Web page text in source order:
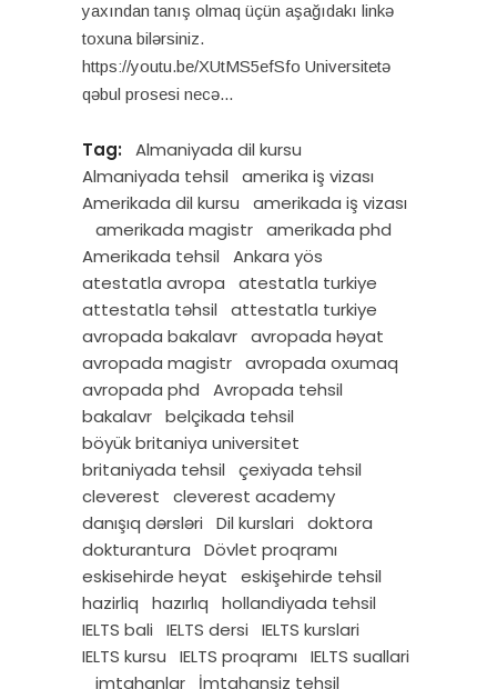
yaxından tanış olmaq üçün aşağıdakı linkə
toxuna bilərsiniz.
https://youtu.be/XUtMS5efSfo Universitetə
qəbul prosesi necə
Tag:
Almaniyada dil kursu
Almaniyada tehsil
amerika iş vizası
Amerikada dil kursu
amerikada iş vizası
amerikada magistr amerikada phd
Amerikada tehsil
Ankara yös
atestatla avropa
atestatla turkiye
attestatla təhsil
attestatla turkiye
avropada bakalavr avropada həyat
avropada magistr avropada oxumaq
avropada phd
Avropada tehsil
bakalavr belçikada tehsil
böyük britaniya universitet
britaniyada tehsil
çexiyada tehsil
cleverest
cleverest academy
danışıq dərsləri
Dil kurslari
doktora
dokturantura
Dövlet proqramı
eskisehirde heyat
eskişehirde tehsil
hazirliq
hazırlıq
hollandiyada tehsil
IELTS bali
IELTS dersi
IELTS kurslari
IELTS kursu
IELTS proqramı
IELTS suallari
imtahanlar
İmtahansiz tehsil